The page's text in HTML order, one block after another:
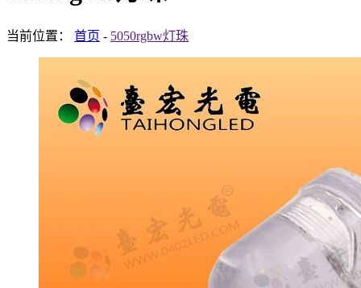
当前位置： 首页 - 5050rgbw灯珠